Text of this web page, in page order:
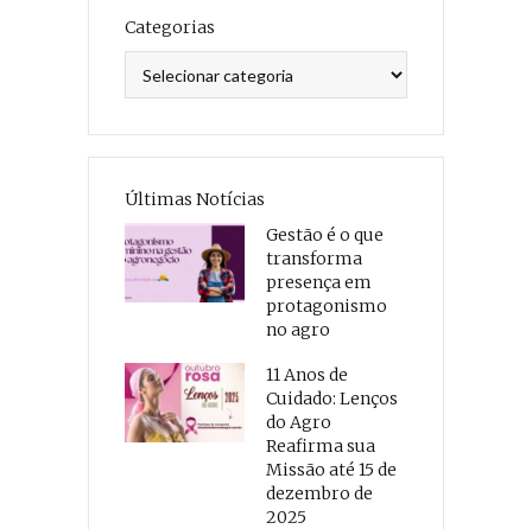
Categorias
Últimas Notícias
Gestão é o que
transforma
presença em
protagonismo
no agro
11 Anos de
Cuidado: Lenços
do Agro
Reafirma sua
Missão até 15 de
dezembro de
2025